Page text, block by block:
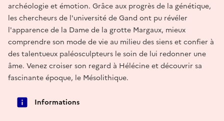
archéologie et émotion. Grâce aux progrès de la génétique,
les chercheurs de l'université de Gand ont pu révéler
l'apparence de la Dame de la grotte Margaux, mieux
comprendre son mode de vie au milieu des siens et confier à
des talentueux paléosculpteurs le soin de lui redonner une
âme. Venez croiser son regard à Hélécine et découvrir sa
fascinante époque, le Mésolithique.
Informations